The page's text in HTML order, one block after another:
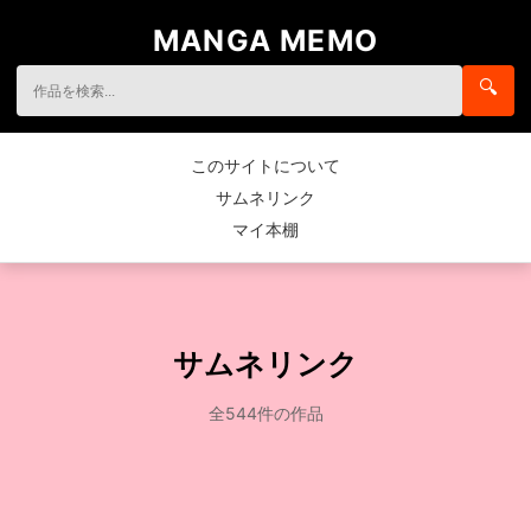
MANGA MEMO
🔍
このサイトについて
サムネリンク
マイ本棚
サムネリンク
全544件の作品